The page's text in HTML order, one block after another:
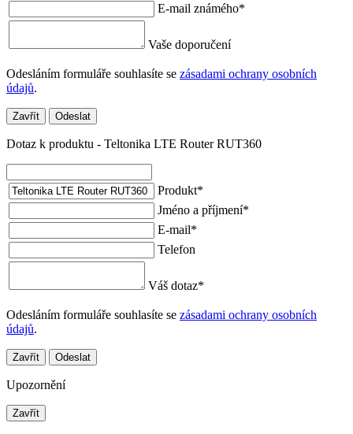
E-mail známého*
Vaše doporučení
Odesláním formuláře souhlasíte se zásadami ochrany osobních
údajů.
Zavřít Odeslat
Dotaz k produktu - Teltonika LTE Router RUT360
Produkt*
Jméno a příjmení*
E-mail*
Telefon
Váš dotaz*
Odesláním formuláře souhlasíte se zásadami ochrany osobních
údajů.
Zavřít Odeslat
Upozornění
Zavřít